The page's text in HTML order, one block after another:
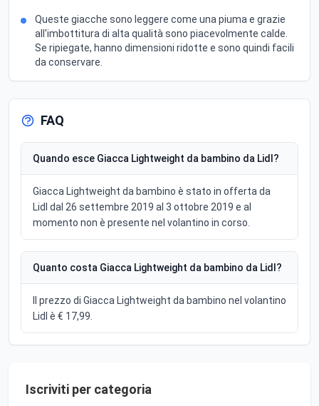
Queste giacche sono leggere come una piuma e grazie
all'imbottitura di alta qualità sono piacevolmente calde.
Se ripiegate, hanno dimensioni ridotte e sono quindi facili
da conservare.
FAQ
Quando esce Giacca Lightweight da bambino da Lidl?
Giacca Lightweight da bambino è stato in offerta da
Lidl dal 26 settembre 2019 al 3 ottobre 2019 e al
momento non è presente nel volantino in corso.
Quanto costa Giacca Lightweight da bambino da Lidl?
Il prezzo di Giacca Lightweight da bambino nel volantino
Lidl è € 17,99.
Iscriviti per categoria